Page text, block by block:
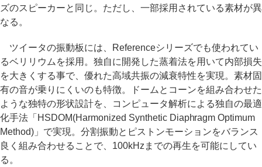
ズのスピーカーと同じ。ただし、一部採用されている素材が異
なる。
ツイータの振動板には、Referenceシリーズでも使われてい
るベリリウムを採用。独自に開発した蒸着法を用いて内部損失
を大きくする事で、優れた高域共振の減衰特性を実現。素材固
有の音が乗りにくいのも特徴。ドームとコーンを組み合わせた
ような独特の形状設計を、コンピュータ解析による独自の最適
化手法「HSDOM(Harmonized Synthetic Diaphragm Optimum
Method)」で実現。分割振動とピストンモーションをバランス
良く組み合わせることで、100kHzまでの再生を可能にしてい
る。